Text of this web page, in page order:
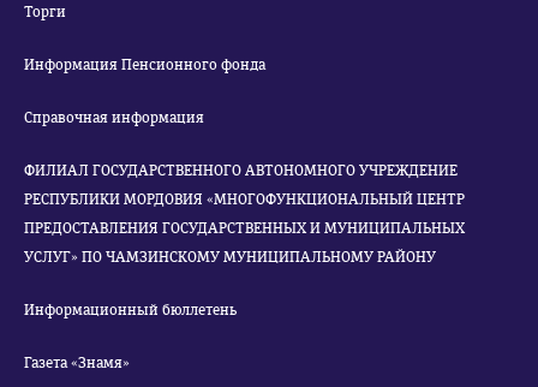
Торги
Информация Пенсионного фонда
Справочная информация
ФИЛИАЛ ГОСУДАРСТВЕННОГО АВТОНОМНОГО УЧРЕЖДЕНИЕ
РЕСПУБЛИКИ МОРДОВИЯ «МНОГОФУНКЦИОНАЛЬНЫЙ ЦЕНТР
ПРЕДОСТАВЛЕНИЯ ГОСУДАРСТВЕННЫХ И МУНИЦИПАЛЬНЫХ
УСЛУГ» ПО ЧАМЗИНСКОМУ МУНИЦИПАЛЬНОМУ РАЙОНУ
Информационный бюллетень
Газета «Знамя»